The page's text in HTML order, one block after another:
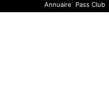
Annuaire
Pass Club